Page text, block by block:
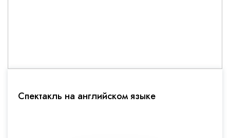
Спектакль на английском языке